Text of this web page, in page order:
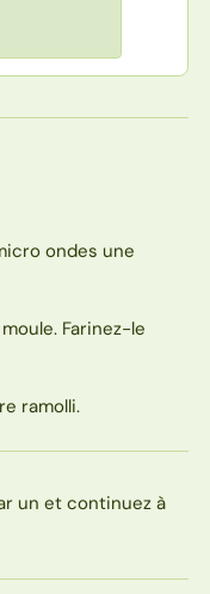
ondes une
Farinez-le
ramolli.
un et continuez à